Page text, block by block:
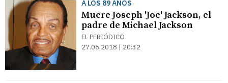
A LOS 89 AÑOS
Muere Joseph 'Joe' Jackson, el
padre de Michael Jackson
EL PERIÓDICO
27.06.2018 | 20:32